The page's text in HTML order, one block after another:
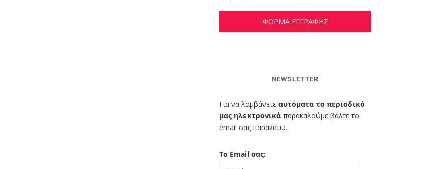
ΦΟΡΜΑ ΕΓΓΡΑΦΗΣ
NEWSLETTER
Για να λαμβάνετε αυτόματα το περιοδικό
μας ηλεκτρονικά παρακαλούμε βάλτε το
email σας παρακάτω.
Το Email σας: